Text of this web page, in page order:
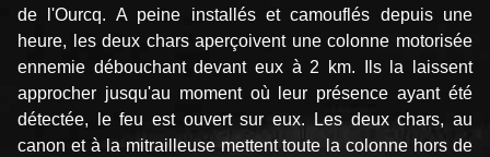
de l'Ourcq. A peine installés et camouflés depuis une
heure, les deux chars aperçoivent une colonne motorisée
ennemie débouchant devant eux à 2 km. Ils la laissent
approcher jusqu'au moment où leur présence ayant été
détectée, le feu est ouvert sur eux. Les deux chars, au
canon et à la mitrailleuse mettent toute la colonne hors de